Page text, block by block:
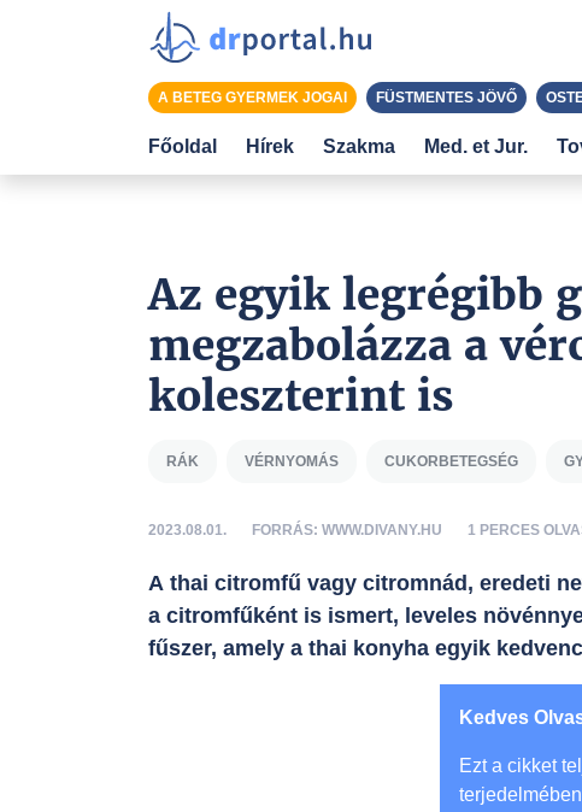
Az egyik legrégibb
megzabolázza a
koleszterint is
RÁK VÉRNYOMÁS CUKORBETEGSÉG
2023.08.01. FORRÁS: WWW.DIVANY.HU 1 PERCES
A thai citromfű vagy citromnád, eredeti
a citromfűként is ismert, leveles
fűszer, amely a thai konyha egyik
Kedves
Ezt a cikket
A BETEG GYERMEK JOGAI FÜSTMENTES JÖVŐ
Főoldal Hírek Szakma Med. et Jur.